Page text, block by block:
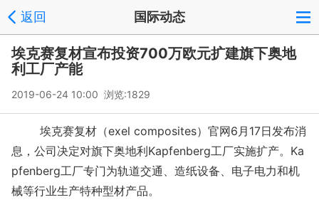
返回 国际动态
埃克赛复材宣布投资700万欧元扩建旗下奥地
利工厂产能
2019-06-24 10:00 浏览:1829
埃克赛复材（exel composites）官网6月17日发布消
息，公司决定对旗下奥地利Kapfenberg工厂实施扩产。Ka
pfenberg工厂专门为轨道交通、造纸设备、电子电力和机
械等行业生产特种型材产品。